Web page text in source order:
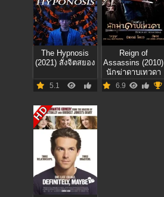
The Hypnosis
(2021) สั่งจิตสยอง
5.1
Reign of
Assassins (2010)
นักฆ่าดาบเทวดา
6.9
HD